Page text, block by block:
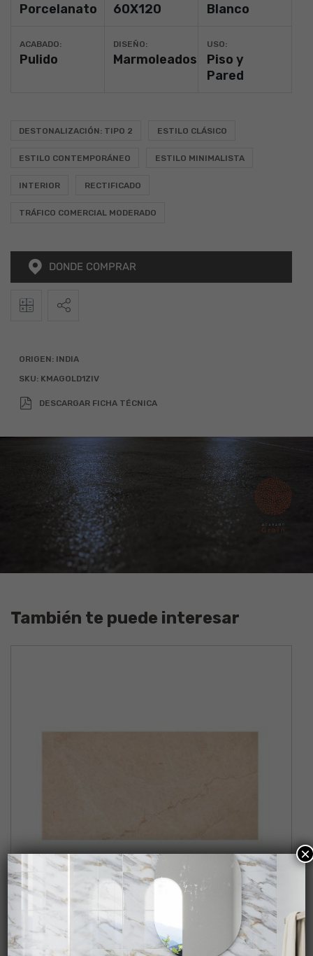
Porcelanato 60X120 Blanco
ACABADO:
Pulido
DISEÑO:
Marmoleados
USO:
Piso y
Pared
DESTONALIZACIÓN: TIPO 2 ESTILO CLÁSICO
ESTILO CONTEMPORÁNEO ESTILO MINIMALISTA
INTERIOR RECTIFICADO
TRÁFICO COMERCIAL MODERADO
DONDE COMPRAR
Calculadora
ORIGEN: INDIA
SKU: KMAGOLD1ZIV
DESCARGAR FICHA TÉCNICA
También te puede interesar
MARBLE CREAM PULIDO
×